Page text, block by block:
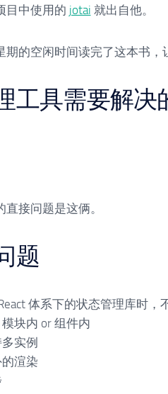
目中使用的 jotai 就出自他。
期的空闲时间读完了这本书，
工具需要解决
接问题是这俩。
题
体系下的状态管理库时，
块内 or 组件内
实例
渲染